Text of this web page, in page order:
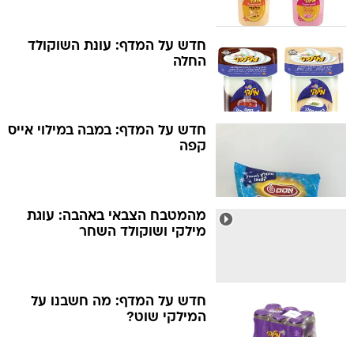
חדש על המדף: עונת השוקולד
החלה
חדש על המדף: במבה במילוי אייס
קפה
מהמטבח הצבאי באהבה: עוגת
מילקי ושוקולד השחר
חדש על המדף: מה חשבנו על
המילקי שוט?